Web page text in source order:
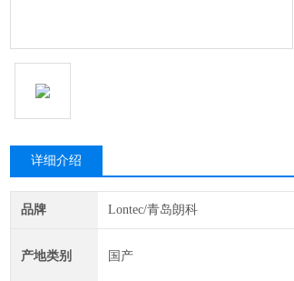
详细介绍
品牌 Lontec/青岛朗科
产地类别 国产